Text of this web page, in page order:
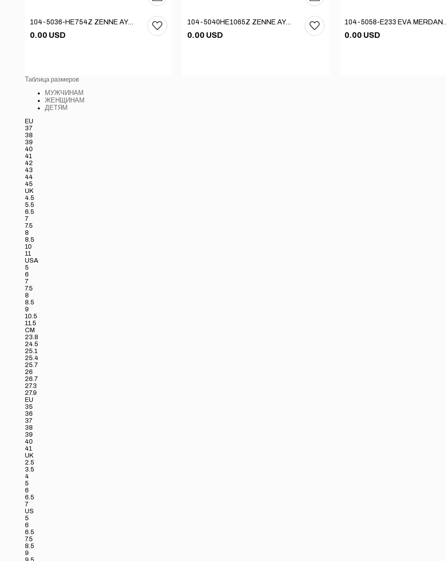
104-5036-HE754Z ZENNE AYAKKABI
0.00 USD
104-5040HE1065Z ZENNE AYAKKABI
0.00 USD
104-5058-
0.00 USD
Таблица размеров
МУЖЧИНАМ
ЖЕНЩИНАМ
ДЕТЯМ
EU
37
38
39
40
41
42
43
44
45
UK
4.5
5.5
6.5
7
7.5
8
8.5
10
11
USA
5
6
7
7.5
8
8.5
9
10.5
11.5
CM
23.8
24.5
25.1
25.4
25.7
26
26.7
27.3
27.9
EU
35
36
37
38
39
40
41
UK
2.5
3.5
4
5
6
6.5
7
US
5
6
6.5
7.5
8.5
9